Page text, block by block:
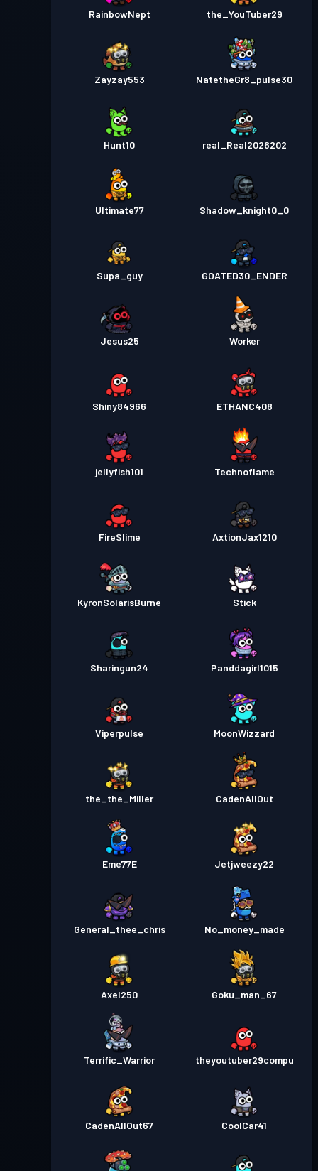
RainbowNept the_YouTuber29
Zayzay553 NatetheGr8_pulse30
Hunt10 real_Real2026202
Ultimate77 Shadow_knight0_0
Supa_guy GOATED30_ENDER
Jesus25 Worker
Shiny84966 ETHANC408
jellyfish101 Technoflame
FireSlime AxtionJax1210
KyronSolarisBurne Stick
Sharingun24 Panddagirl1015
Viperpulse MoonWizzard
the_the_Miller CadenAllOut
Eme77E Jetjweezy22
General_thee_chris No_money_made
Axel250 Goku_man_67
Terrific_Warrior theyoutuber29compu
CadenAllOut67 CoolCar41